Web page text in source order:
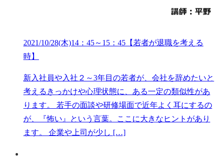
2021/10/28(木)14：45～15：45【若者が退職を考える
時】
新入社員や入社２～3年目の若者が、会社を辞めたいと
考えるきっかけや心理状態に、ある一定の類似性があ
ります。 若手の面談や研修場面で近年よく耳にするの
が、『怖い』という言葉。ここに大きなヒントがあり
ます。 企業や上司が少し […]